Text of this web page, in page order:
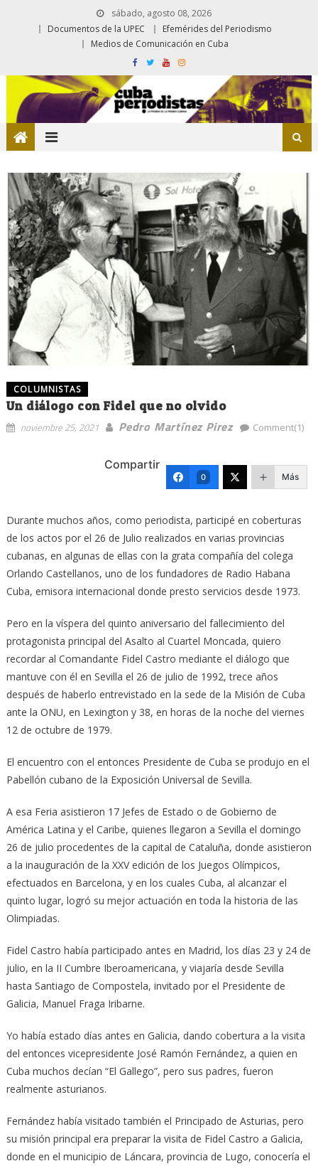
sábado, agosto 08, 2026
Documentos de la UPEC
Efemérides del Periodismo
Medios de Comunicación en Cuba
COLUMNISTAS
Un diálogo con Fidel que no olvido
noviembre 25, 2021 Pedro Martínez Pirez Comment(1)
Compartir
0 Más
Durante muchos años, como periodista, participé en coberturas
de los actos por el 26 de Julio realizados en varias provincias
cubanas, en algunas de ellas con la grata compañía del colega
Orlando Castellanos, uno de los fundadores de Radio Habana
Cuba, emisora internacional donde presto servicios desde 1973.
Pero en la víspera del quinto aniversario del fallecimiento del
protagonista principal del Asalto al Cuartel Moncada, quiero
recordar al Comandante Fidel Castro mediante el diálogo que
mantuve con él en Sevilla el 26 de julio de 1992, trece años
después de haberlo entrevistado en la sede de la Misión de Cuba
ante la ONU, en Lexington y 38, en horas de la noche del viernes
12 de octubre de 1979.
El encuentro con el entonces Presidente de Cuba se produjo en el
Pabellón cubano de la Exposición Universal de Sevilla.
A esa Feria asistieron 17 Jefes de Estado o de Gobierno de
América Latina y el Caribe, quienes llegaron a Sevilla el domingo
26 de julio procedentes de la capital de Cataluña, donde asistieron
a la inauguración de la XXV edición de los Juegos Olímpicos,
efectuados en Barcelona, y en los cuales Cuba, al alcanzar el
quinto lugar, logró su mejor actuación en toda la historia de las
Olimpiadas.
Fidel Castro había participado antes en Madrid, los días 23 y 24 de
julio, en la II Cumbre Iberoamericana, y viajaría desde Sevilla
hasta Santiago de Compostela, invitado por el Presidente de
Galicia, Manuel Fraga Iribarne.
Yo había estado días antes en Galicia, dando cobertura a la visita
del entonces vicepresidente José Ramón Fernández, a quien en
Cuba muchos decían “El Gallego”, pero sus padres, fueron
realmente asturianos.
Fernández había visitado también el Principado de Asturias, pero
su misión principal era preparar la visita de Fidel Castro a Galicia,
donde en el municipio de Láncara, provincia de Lugo, conocería el